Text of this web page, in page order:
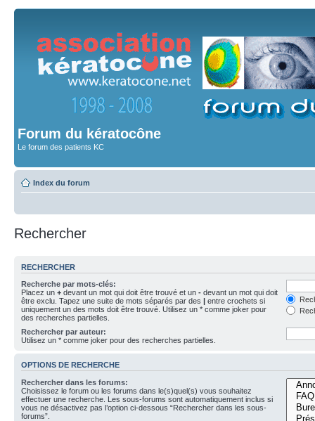
Forum du kératocône
Le forum des patients KC
Index du forum
Rechercher
RECHERCHER
Recherche par mots-clés:
Placez un + devant un mot qui doit être trouvé et un - devant un mot qui doit
être exclu. Tapez une suite de mots séparés par des | entre crochets si
uniquement un des mots doit être trouvé. Utilisez un * comme joker pour
des recherches partielles.
Rechercher par auteur:
Utilisez un * comme joker pour des recherches partielles.
OPTIONS DE RECHERCHE
Rechercher dans les forums:
Choisissez le forum ou les forums dans le(s)quel(s) vous souhaitez
effectuer une recherche. Les sous-forums sont automatiquement inclus si
vous ne désactivez pas l’option ci-dessous “Rechercher dans les sous-
forums”.